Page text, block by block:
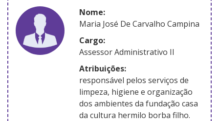
nome:
Maria José De Carvalho Campina
Cargo:
Assessor Administrativo II
atribuições:
responsável pelos serviços de
limpeza, higiene e organização
dos ambientes da fundação casa
da cultura hermilo borba filho.